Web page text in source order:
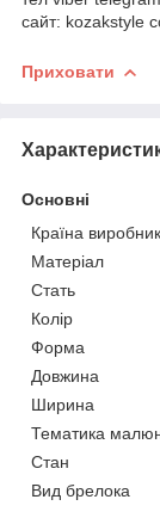
сайт: kozakstyle
Приховати
Основні
Країна виробник
Матеріал
Стать
Колір
Форма
Довжина
Ширина
Тематика
Стан
Вид брелока